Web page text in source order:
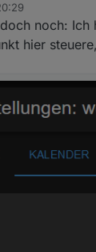
noch:
hier